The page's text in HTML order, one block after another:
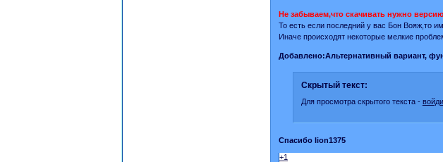
Не забываем,что скачивать нужно
То есть если последний у вас Бон Вояж,то
Иначе происходят некоторые мелкие
Добавлено:Альтернативный вариант,
Скрытый текст:
Для просмотра скрытого текста -
Спасибо lion1375
+1